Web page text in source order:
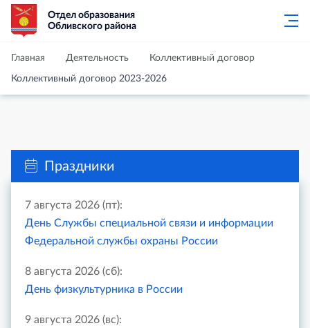
Отдел образования
Обливского района
Главная Деятельность Коллективный договор
Коллективный договор 2023-2026
Праздники
7 августа 2026 (пт):
День Службы специальной связи и информации
Федеральной службы охраны России
8 августа 2026 (сб):
День физкультурника в России
9 августа 2026 (вс):